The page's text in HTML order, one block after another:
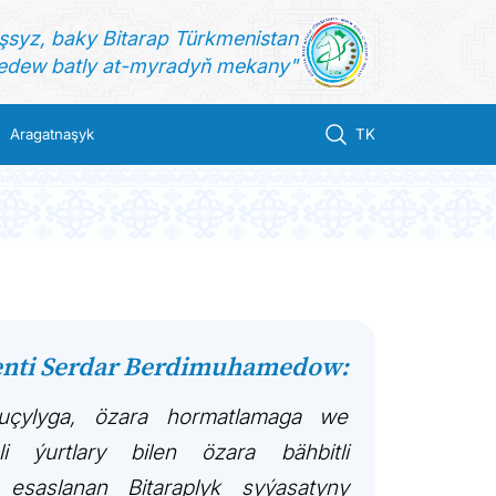
baky Bitarap Türkmenistan
batly at-myradyň mekany"
Aragatnaşyk TK
Serdar Berdimuhamedow:
özara hormatlamaga we
ýurtlary bilen özara bähbitli
Bitaraplyk syýasatyny